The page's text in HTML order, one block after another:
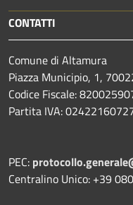
CONTATTI
Comune di Altamura
Piazza Municipio, 1,
Codice Fiscale:
Partita IVA:
PEC:
Centralino Unico: +39